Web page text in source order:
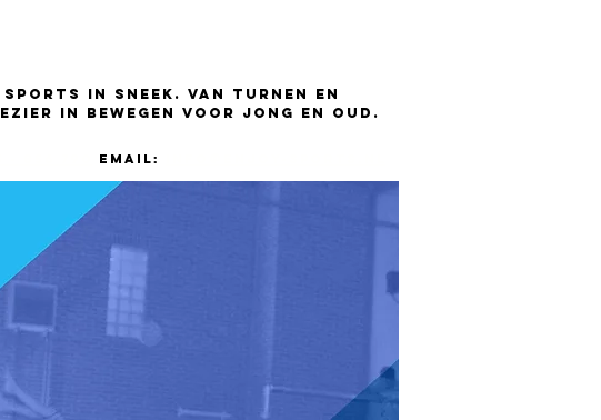
in Sneek. Van turnen en
in bewegen voor jong en oud.
Email: